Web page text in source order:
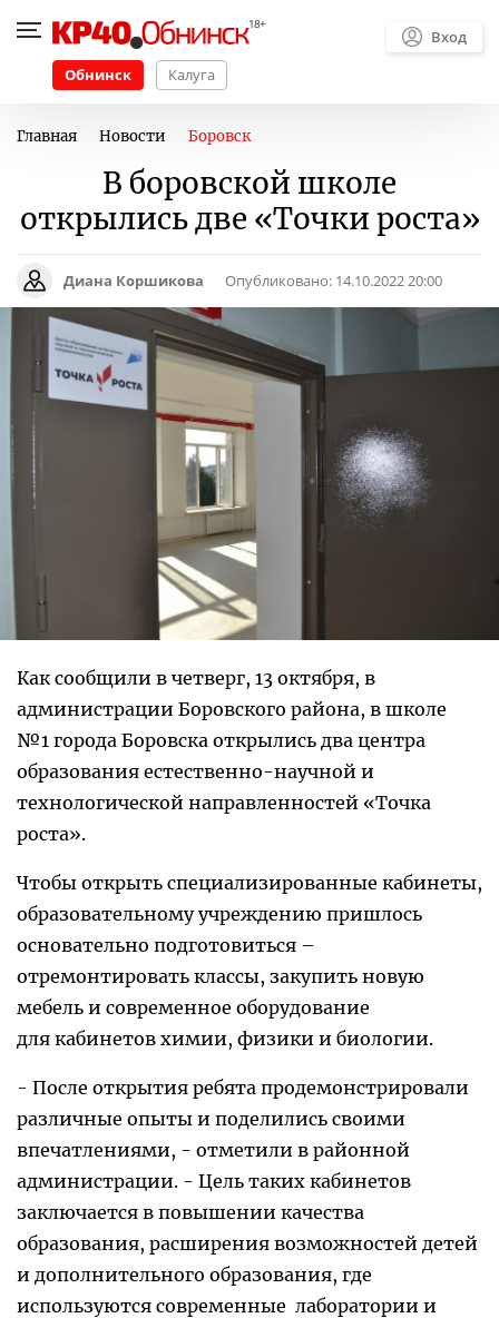
Обнинск Калуга
Вход
Главная Новости Боровск
В боровской школе
открылись две «Точки роста»
Диана Коршикова Опубликовано: 14.10.2022 20:00
Как сообщили в четверг, 13 октября, в
администрации Боровского района, в школе
№1 города Боровска открылись два центра
образования естественно-научной и
технологической направленностей «Точка
роста».
Чтобы открыть специализированные кабинеты,
образовательному учреждению пришлось
основательно подготовиться –
отремонтировать классы, закупить новую
мебель и современное оборудование
для кабинетов химии, физики и биологии.
- После открытия ребята продемонстрировали
различные опыты и поделились своими
впечатлениями, - отметили в районной
администрации. - Цель таких кабинетов
заключается в повышении качества
образования, расширения возможностей детей
и дополнительного образования, где
используются современные лаборатории и